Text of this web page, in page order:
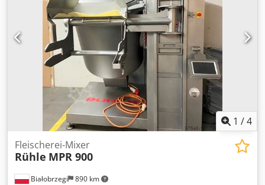
1 /4
Białobrzegi 890 km
Fleischerei-Mixer
Rühle MPR 900